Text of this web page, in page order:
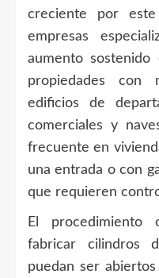
creciente por
empresas
aumento sostenido
propiedades con
edificios de
comerciales y
frecuente en
una entrada o con
que requieren
El procedimiento
fabricar cilindros
puedan ser